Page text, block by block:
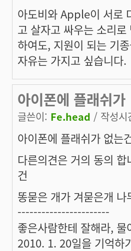
아도비와 Apple이 서로
고 살자고 싸우는 소리
하여도, 지원이 되는 기
자유는 가지고 싶습니다.
아이폰에 플래쉬가
글쓴이: Fe.head / 작성
아이폰에 플래쉬가 없는
다른의견은 거의 동의
건
똥묻은 개가 겨묻은개
-----------------------
좋은사람한테 잘해라,
2010. 1. 20일을 기억하